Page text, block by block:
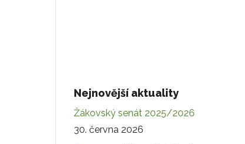
Nejnovější aktuality
Žákovský senát 2025/2026
30. června 2026